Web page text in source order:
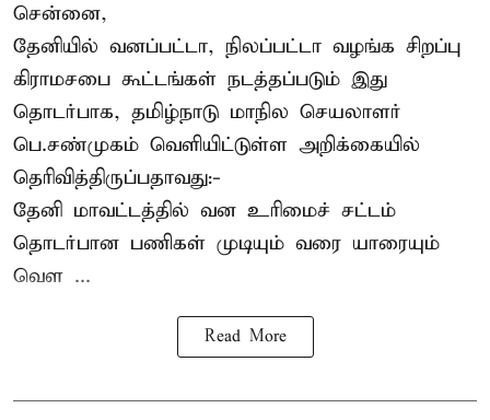
சென்னை,
தேனியில் வனப்பட்டா, நிலப்பட்டா வழங்க சிறப்பு
கிராமசபை கூட்டங்கள் நடத்தப்படும் இது
தொடர்பாக, தமிழ்நாடு மாநில செயலாளர்
பெ.சண்முகம் வெளியிட்டுள்ள அறிக்கையில்
தெரிவித்திருப்பதாவது:-
தேனி மாவட்டத்தில் வன உரிமைச் சட்டம்
தொடர்பான பணிகள் முடியும் வரை யாரையும்
வெள ...
Read More